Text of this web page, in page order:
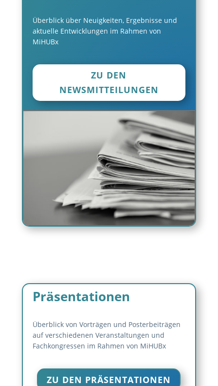
Überblick über Neuigkeiten, Ergebnisse und
aktuelle Entwicklungen im Rahmen von
MiHUBx
ZU DEN
NEWSMITTEILUNGEN
Präsentationen
Überblick von Vorträgen und Posterbeiträgen
auf verschiedenen Veranstaltungen und
Fachkongressen im Rahmen von MiHUBx
ZU DEN PRÄSENTATIONEN